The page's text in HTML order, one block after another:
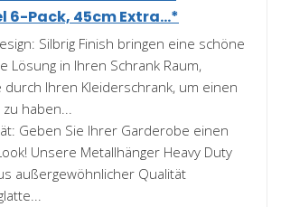
6-Pack, 45cm Extra...*
Silbrig Finish bringen eine schöne
Lösung in Ihren Schrank Raum,
durch Ihren Kleiderschrank, um einen
haben...
Geben Sie Ihrer Garderobe einen
Unsere Metallhänger Heavy Duty
außergewöhnlicher Qualität